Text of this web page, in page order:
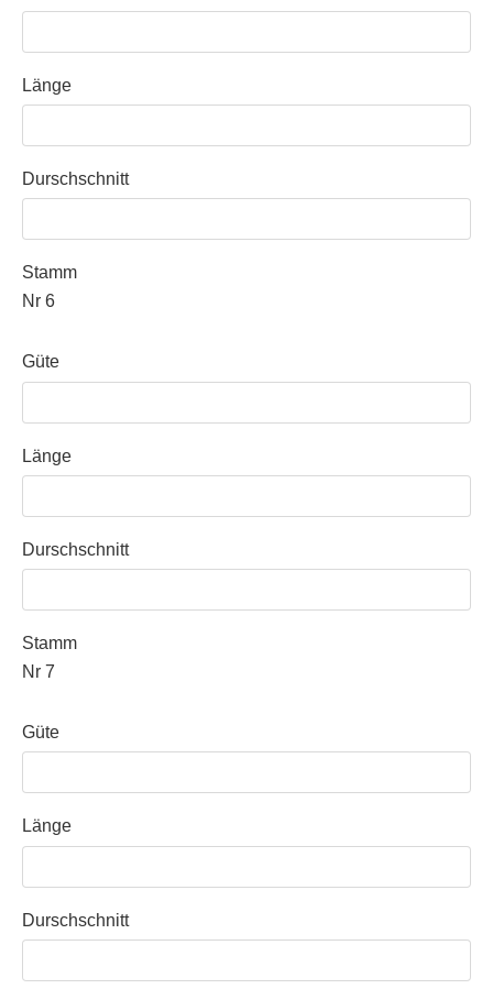
Länge
Durschschnitt
Stamm
Nr 6
Güte
Länge
Durschschnitt
Stamm
Nr 7
Güte
Länge
Durschschnitt